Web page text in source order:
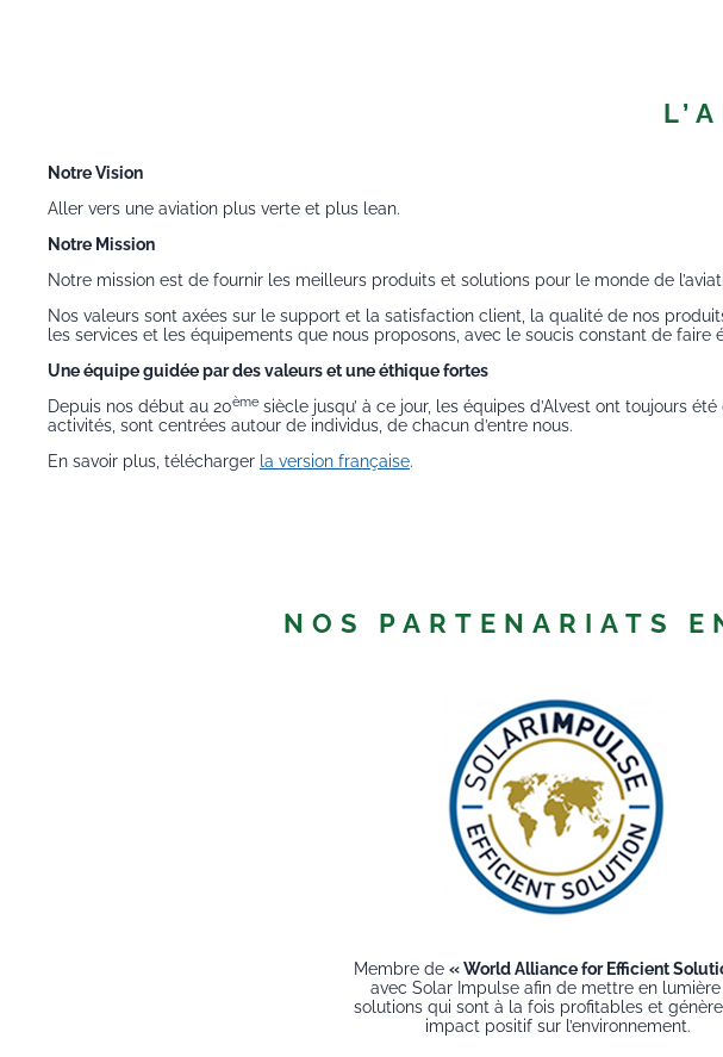
Notre Vision
Aller vers une aviation plus verte et plus lean.
Notre Mission
Notre mission est de fournir les meilleurs produits et solutions pour le monde de
Nos valeurs sont axées sur le support et la satisfaction client, la qualité de nos
les services et les équipements que nous proposons, avec le soucis constant de faire
Une équipe guidée par des valeurs et une éthique fortes
Depuis nos début au 20ème siècle jusqu’ à ce jour, les équipes d’Alvest ont toujours
activités, sont centrées autour de individus, de chacun d’entre nous.
En savoir plus, télécharger la version française.
NOS PARTENARIATS
Membre de « World Alliance for Efficient
avec Solar Impulse afin de mettre en
solutions qui sont à la fois profitables et
impact positif sur l’environnement.